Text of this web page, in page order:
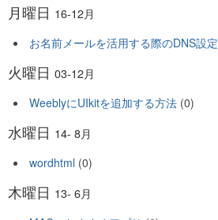
月曜日 16-12月
お名前メールを活用する際のDNS設定
火曜日 03-12月
WeeblyにUIkitを追加する方法 (0)
水曜日 14- 8月
wordhtml (0)
木曜日 13- 6月